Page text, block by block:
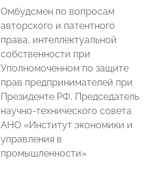
Омбудсмен по вопросам
авторского и патентного
права, интеллектуальной
собственности при
Уполномоченном по защите
прав предпринимателей при
Президенте РФ, Председатель
научно-технического совета
АНО «Институт экономики и
управления в
промышленности»